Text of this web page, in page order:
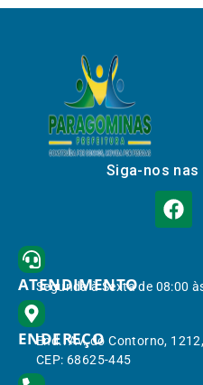
Siga-nos
ATENDIMENTO
Segunda à Sexta de 08:00
ENDEREÇO
End.: Av. do Contorno,
CEP: 68625-445